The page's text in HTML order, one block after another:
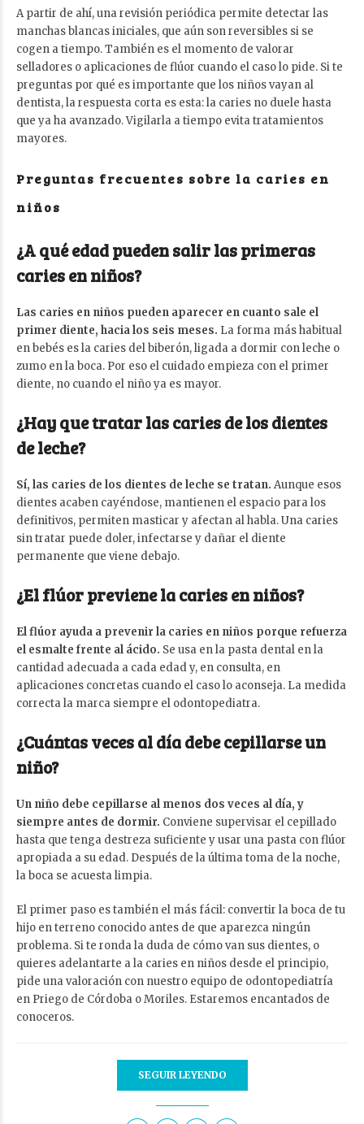
A partir de ahí, una revisión periódica permite detectar las
manchas blancas iniciales, que aún son reversibles si se
cogen a tiempo. También es el momento de valorar
selladores o aplicaciones de flúor cuando el caso lo pide. Si te
preguntas por qué es importante que los niños vayan al
dentista, la respuesta corta es esta: la caries no duele hasta
que ya ha avanzado. Vigilarla a tiempo evita tratamientos
mayores.
Preguntas frecuentes sobre la caries en
niños
¿A qué edad pueden salir las primeras
caries en niños?
Las caries en niños pueden aparecer en cuanto sale el
primer diente, hacia los seis meses. La forma más habitual
en bebés es la caries del biberón, ligada a dormir con leche o
zumo en la boca. Por eso el cuidado empieza con el primer
diente, no cuando el niño ya es mayor.
¿Hay que tratar las caries de los dientes
de leche?
Sí, las caries de los dientes de leche se tratan. Aunque esos
dientes acaben cayéndose, mantienen el espacio para los
definitivos, permiten masticar y afectan al habla. Una caries
sin tratar puede doler, infectarse y dañar el diente
permanente que viene debajo.
¿El flúor previene la caries en niños?
El flúor ayuda a prevenir la caries en niños porque refuerza
el esmalte frente al ácido. Se usa en la pasta dental en la
cantidad adecuada a cada edad y, en consulta, en
aplicaciones concretas cuando el caso lo aconseja. La medida
correcta la marca siempre el odontopediatra.
¿Cuántas veces al día debe cepillarse un
niño?
Un niño debe cepillarse al menos dos veces al día, y
siempre antes de dormir. Conviene supervisar el cepillado
hasta que tenga destreza suficiente y usar una pasta con flúor
apropiada a su edad. Después de la última toma de la noche,
la boca se acuesta limpia.
El primer paso es también el más fácil: convertir la boca de tu
hijo en terreno conocido antes de que aparezca ningún
problema. Si te ronda la duda de cómo van sus dientes, o
quieres adelantarte a la caries en niños desde el principio,
pide una valoración con nuestro equipo de odontopediatría
en Priego de Córdoba o Moriles. Estaremos encantados de
conoceros.
SEGUIR LEYENDO